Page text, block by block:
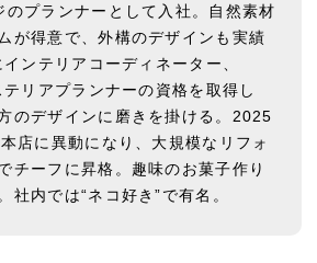
のプランナーとして入社。自然素材
が得意で、外構のデザインも実績
ンテリアコーディネーター、
リアプランナーの資格を取得し
のデザインに磨きを掛ける。2025
店に異動になり、大規模なリフォ
チーフに昇格。趣味のお菓子作り
社内では“ネコ好き”で有名。